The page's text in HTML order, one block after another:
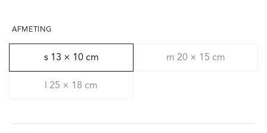
AFMETING
s 13 × 10 cm m 20 × 15 cm
l 25 × 18 cm